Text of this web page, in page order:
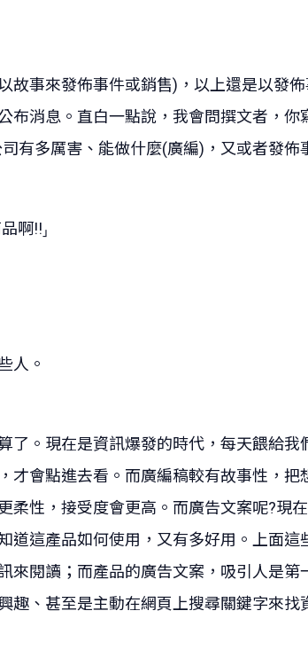
事來發佈事件或銷售)，以上還是以發
消息。直白一點說，我會問撰文者，
有多厲害、能做什麼(廣編)，又或者發佈
啊!!⸥
人。
。現在是資訊爆發的時代，每天餵給我
會點進去看。而廣編稿較有故事性，
性，接受度會更高。而廣告文案呢?現
這產品如何使用，又有多好用。上面
閱讀；而產品的廣告文案，吸引人是
、甚至是主動在網頁上搜尋關鍵字來找